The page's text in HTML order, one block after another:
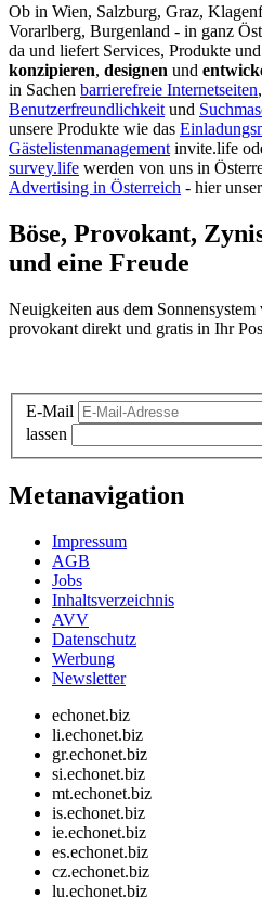
Ob in Wien, Salzburg, Graz,
Vorarlberg, Burgenland - in ganz
da und liefert Services, Produkte
konzipieren, designen und
in Sachen barrierefreie Internetseiten,
Benutzerfreundlichkeit und
unsere Produkte wie das
Gästelistenmanagement invite.life
survey.life werden von uns in
Advertising in Österreich - hier
Böse, Provokant,
und eine Freude
Neuigkeiten aus dem
provokant direkt und gratis in Ihr
E-Mail
lassen
Metanavigation
Impressum
AGB
Jobs
Inhaltsverzeichnis
AVV
Datenschutz
Werbung
Newsletter
echonet.biz
li.echonet.biz
gr.echonet.biz
si.echonet.biz
mt.echonet.biz
is.echonet.biz
ie.echonet.biz
es.echonet.biz
cz.echonet.biz
lu.echonet.biz